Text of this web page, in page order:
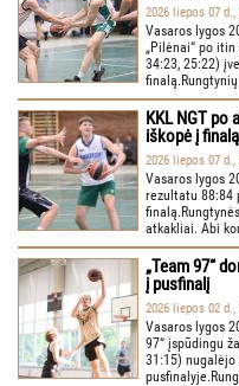
2026 liepos 07 d.,
Vasaros lygos
„Pilėnai“ po
34:23, 25:22)
KKL NGT po
iškopė į finalą
2026 liepos 07 d.,
Vasaros lygos
rezultatu 88:84
atkakliai. Abi
„Team 97“
į pusfinalį
2026 liepos 02 d.,
Vasaros lygos
97“ įspūdingu
31:15) nugalėjo